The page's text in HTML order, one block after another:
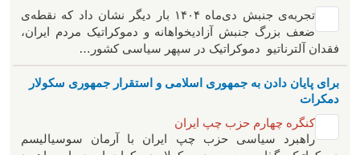
تجربه‌ی جنبش دی‌ماه ۱۴۰۴ بار دیگر نشان داد که نقطه‌ی
ضعف بزرگ جنبش آزادیخواهانه و دموکراتیک مردم ایران،
فقدان آلترناتیو دموکراتیک در سپهر سیاسی کشور…
برای پایان دادن به جمهوری اسلامی و استقرار جمهوری سکولار
دمکرات
کنگره چهارم حزب چپ ایران
راهبرد سياسی حزب چپ ایران با آرمان سوسیالیسم